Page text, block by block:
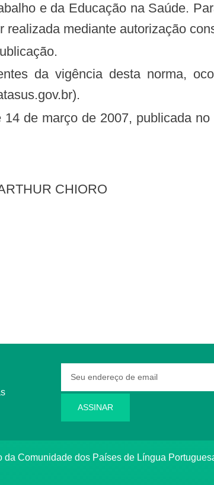
e da Educação na Saúde.
mediante autorização
ARTHUR CHIORO
ASSINAR
da Comunidade dos Países de Língua